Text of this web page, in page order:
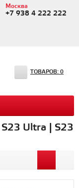
Москва
+7 938 4 222 222
ТОВАРОВ: 0
Ultra | S23